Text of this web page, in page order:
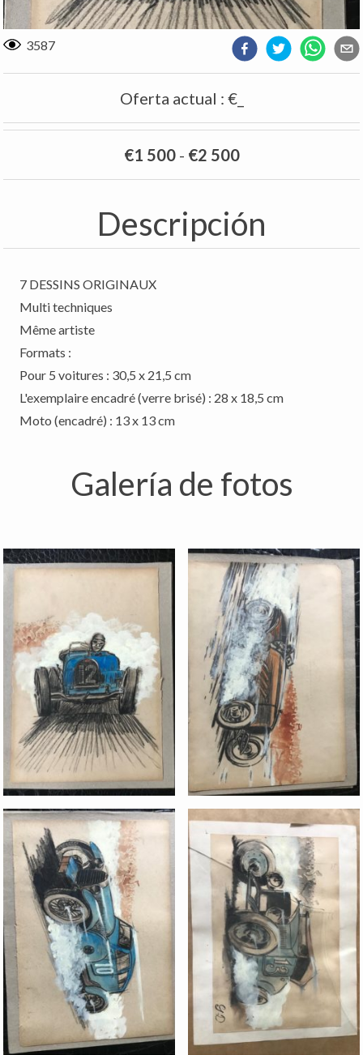
3587
Oferta actual : €_
€1 500- €2 500
Descripción
7 DESSINS ORIGINAUX
Multi techniques
Même artiste
Formats :
Pour 5 voitures : 30,5 x 21,5 cm
L'exemplaire encadré (verre brisé) : 28 x 18,5 cm
Galería de fotos